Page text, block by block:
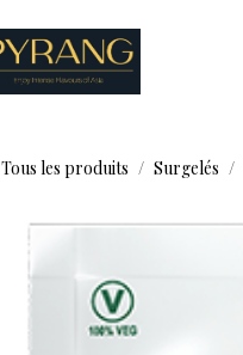
Tous les produits Surgelés